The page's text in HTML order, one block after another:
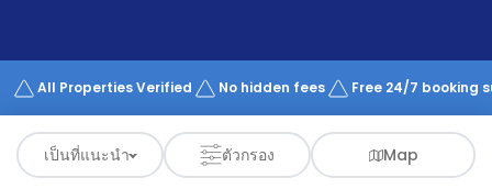
Works
All Properties Verified No hidden fees Free 24/7 booking
เป็นที่แนะนำ ตัวกรอง Map